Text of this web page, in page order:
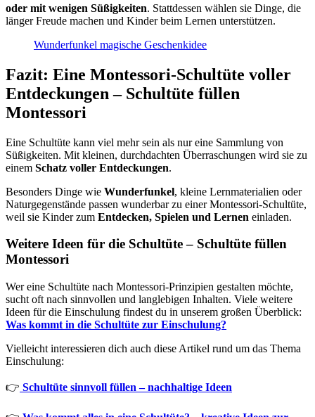
oder mit wenigen Süßigkeiten. Stattdessen wählen sie Dinge, die
länger Freude machen und Kinder beim Lernen unterstützen.
Wunderfunkel magische Geschenkidee
Fazit: Eine Montessori-Schultüte voller
Entdeckungen – Schultüte füllen
Montessori
Eine Schultüte kann viel mehr sein als nur eine Sammlung von
Süßigkeiten. Mit kleinen, durchdachten Überraschungen wird sie zu
einem Schatz voller Entdeckungen.
Besonders Dinge wie Wunderfunkel, kleine Lernmaterialien oder
Naturgegenstände passen wunderbar zu einer Montessori-Schultüte,
weil sie Kinder zum Entdecken, Spielen und Lernen einladen.
Weitere Ideen für die Schultüte – Schultüte füllen
Montessori
Wer eine Schultüte nach Montessori-Prinzipien gestalten möchte,
sucht oft nach sinnvollen und langlebigen Inhalten. Viele weitere
Ideen für die Einschulung findest du in unserem großen Überblick:
Was kommt in die Schultüte zur Einschulung?
Vielleicht interessieren dich auch diese Artikel rund um das Thema
Einschulung:
👉 Schultüte sinnvoll füllen – nachhaltige Ideen